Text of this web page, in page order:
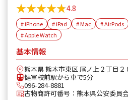
★★★★★
★★★★★4.8
# iPhone # iPad # Mac # AirPods
# Apple Watch
基本情報
熊本県 熊本市東区 尾ノ上２丁目２
健軍校前駅から車で5分
096-284-8881
古物商許可番号：熊本県公安委員